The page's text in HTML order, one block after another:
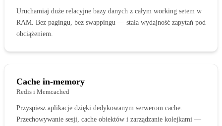
Uruchamiaj duże relacyjne bazy danych z całym working setem w
RAM. Bez pagingu, bez swappingu — stała wydajność zapytań pod
obciążeniem.
Cache in-memory
Redis i Memcached
Przyspiesz aplikacje dzięki dedykowanym serwerom cache.
Przechowywanie sesji, cache obiektów i zarządzanie kolejkami —